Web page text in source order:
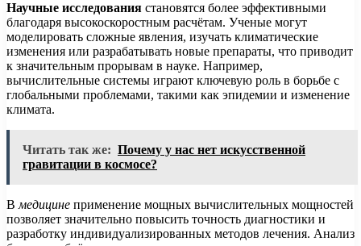
Научные исследования становятся более эффективными
благодаря высокоскоростным расчётам. Ученые могут
моделировать сложные явления, изучать климатические
изменения или разрабатывать новые препараты, что приводит
к значительным прорывам в науке. Например,
вычислительные системы играют ключевую роль в борьбе с
глобальными проблемами, такими как эпидемии и изменение
климата.
Читать так же: Почему у нас нет искусственной
гравитации в космосе?
В медицине применение мощных вычислительных мощностей
позволяет значительно повысить точность диагностики и
разработку индивидуализированных методов лечения. Анализ